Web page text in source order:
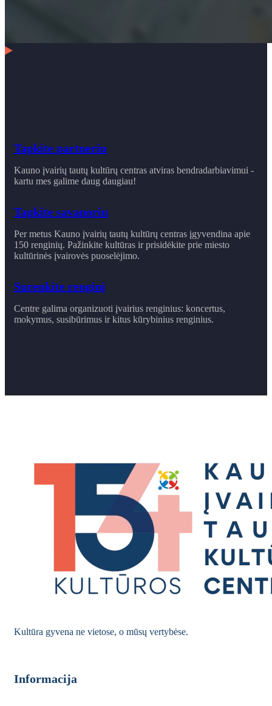
Tapkite partneriu
Kauno įvairių tautų kultūrų centras atviras bendradarbiavimui -
kartu mes galime daug daugiau!
Tapkite savanoriu
Per metus Kauno įvairių tautų kultūrų centras įgyvendina apie
150 renginių. Pažinkite kultūras ir prisidėkite prie miesto
kultūrinės įvairovės puoselėjimo.
Surenkite renginį
Centre galima organizuoti įvairius renginius: koncertus,
mokymus, susibūrimus ir ​kitus kūrybinius renginius.
Kultūra gyvena ne vietose, o mūsų vertybėse.
Informacija